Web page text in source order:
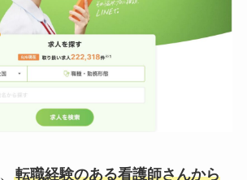
転職経験のある看護師さんから